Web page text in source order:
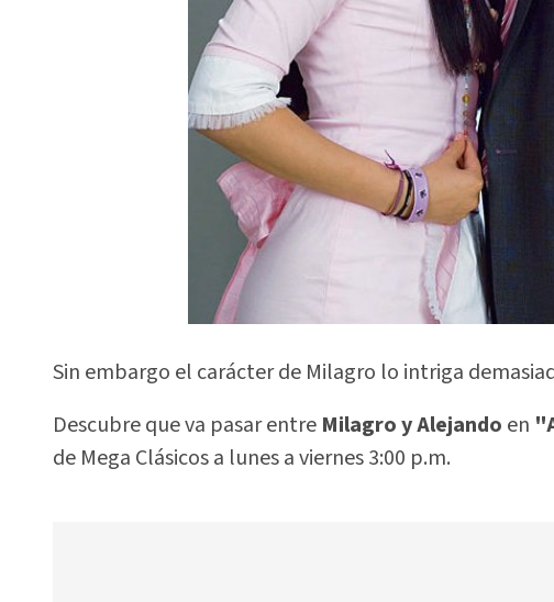
Sin embargo el carácter de Milagro lo intriga
Descubre que va pasar entre Milagro y Alejando en
de Mega Clásicos a lunes a viernes 3:00 p.m.